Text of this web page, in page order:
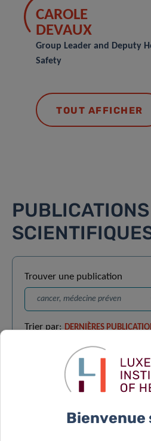
CAROLE
DEVAUX
Group Leader and Deputy
Safety
TOUT AFFICHER
PUBLICATIONS
Trouver une publication
Trier par: DERNIÈRES
Solving the antibacterial
17/02/2024
Two hits are better than one
Bienvenue